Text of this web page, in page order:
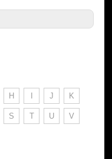
H I J K
S T U V